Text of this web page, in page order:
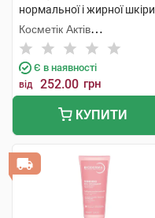
нормальної і жирної шкіри
обличчя та тіла 88 мл 1
флакон
Косметік Актів
Інтернаціональ
Є в наявності
від 252.00 грн
КУПИТИ